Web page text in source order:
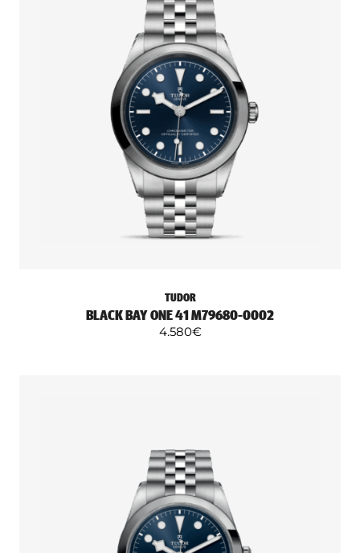
TUDOR
BLACK BAY ONE 41 M79680-0002
4.580€